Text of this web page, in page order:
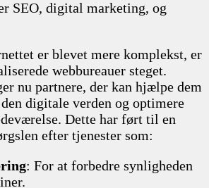
SEO, digital marketing, og
er blevet mere komplekst, er
webbureauer steget.
nu partnere, der kan hjælpe dem
digitale verden og optimere
Dette har ført til en
efter tjenester som:
: For at forbedre synligheden